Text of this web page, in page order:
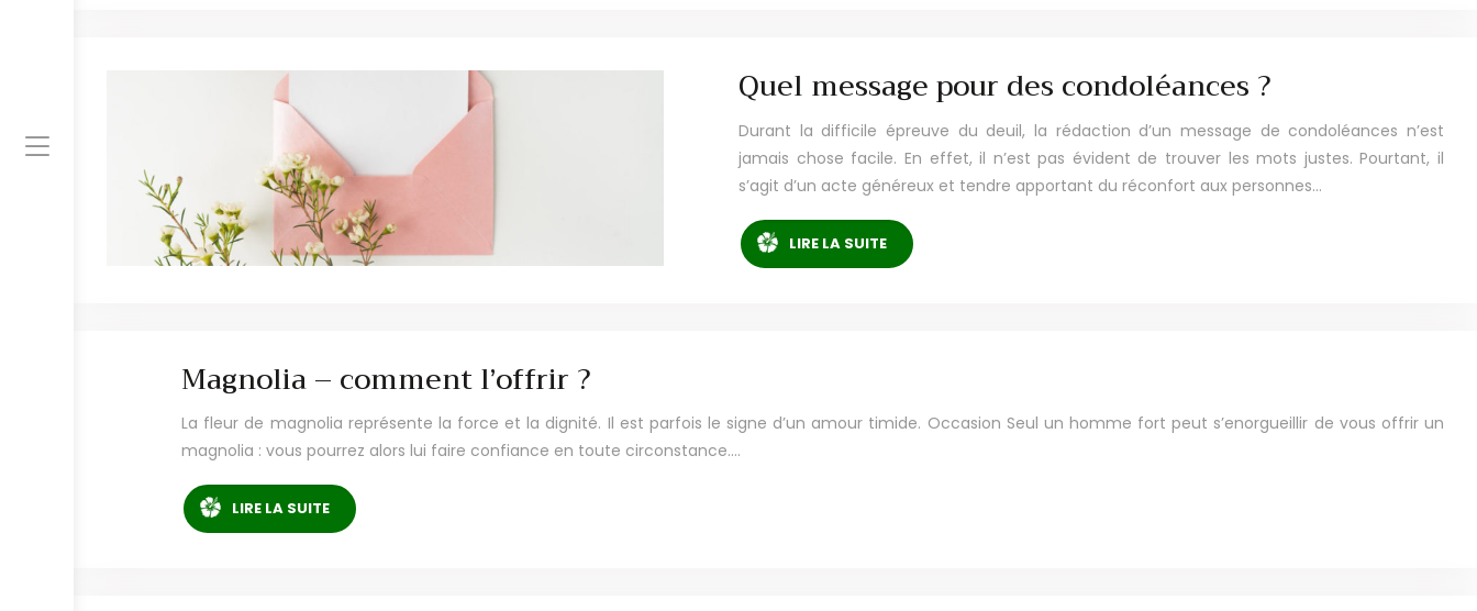
Quel message pour des condoléances ?
Durant la difficile épreuve du deuil, la rédaction d’un message de condoléances n’est
jamais chose facile. En effet, il n’est pas évident de trouver les mots justes. Pourtant, il
s’agit d’un acte généreux et tendre apportant du réconfort aux personnes…
LIRE LA SUITE
Magnolia – comment l’offrir ?
La fleur de magnolia représente la force et la dignité. Il est parfois le signe d’un amour timide. Occasion Seul un homme fort peut s’enorgueillir de vous offrir un
magnolia : vous pourrez alors lui faire confiance en toute circonstance….
LIRE LA SUITE